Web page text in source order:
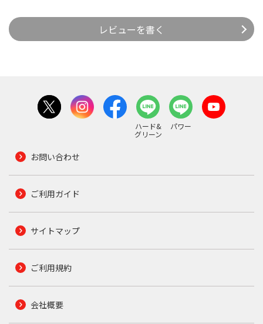
レビューを書く
ハード&
グリーン
パワー
お問い合わせ
ご利用ガイド
サイトマップ
ご利用規約
会社概要